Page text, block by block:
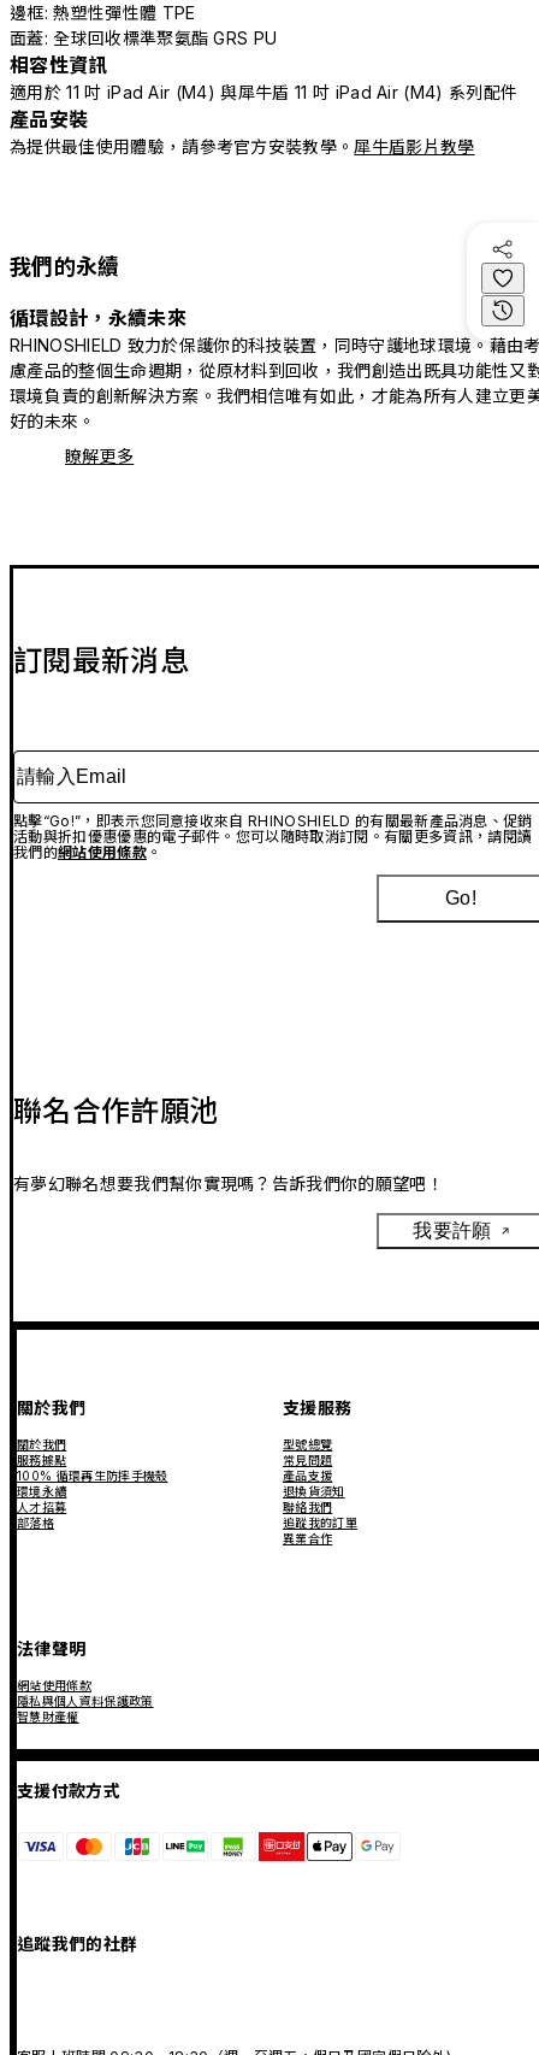
邊框: 熱塑性彈性體 TPE
面蓋: 全球回收標準聚氨酯 GRS PU
相容性資訊
適用於 11 吋 iPad Air (M4) 與犀牛盾 11 吋 iPad Air (M4) 系列配件
產品安裝
為提供最佳使用體驗，請參考官方安裝教學。 犀牛盾影片教學
我們的永續
循環設計，永續未來
RHINOSHIELD 致力於保護你的科技裝置，同時守護地球環境。藉由
慮產品的整個生命週期，從原材料到回收，我們創造出既具功能性又
環境負責的創新解決方案。我們相信唯有如此，才能為所有人建立更
好的未來。
瞭解更多
訂閱最新消息
請輸入Email
點擊“Go!”，即表示您同意接收來自 RHINOSHIELD 的有關最新產品消息、促銷
活動與折扣優惠優惠的電子郵件。您可以隨時取消訂閱。有關更多資訊，請閱讀
我們的網站使用條款。
Go!
聯名合作許願池
有夢幻聯名想要我們幫你實現嗎？告訴我們你的願望吧！
我要許願
關於我們
關於我們
服務據點
100% 循環再生防摔手機殼
環境永續
人才招募
部落格
支援服務
型號總覽
常見問題
產品支援
退換貨須知
聯絡我們
追蹤我的訂單
異業合作
法律聲明
網站使用條款
隱私與個人資料保護政策
智慧財產權
支援付款方式
追蹤我們的社群